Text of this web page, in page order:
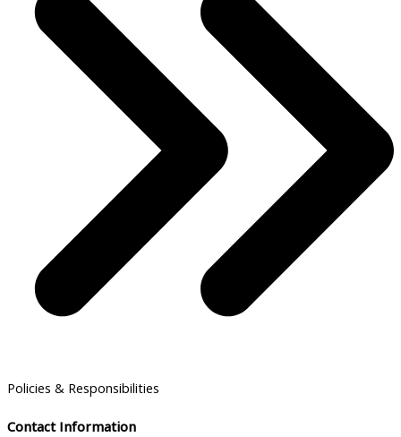
Policies & Responsibilities
Contact Information